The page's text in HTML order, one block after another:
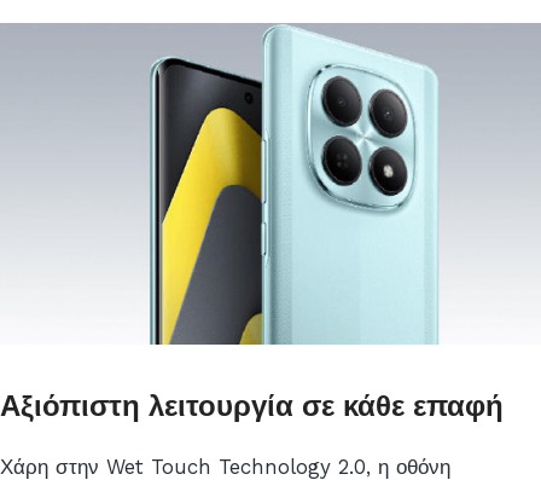
Αξιόπιστη λειτουργία σε κάθε επαφή
Χάρη στην Wet Touch Technology 2.0, η οθόνη